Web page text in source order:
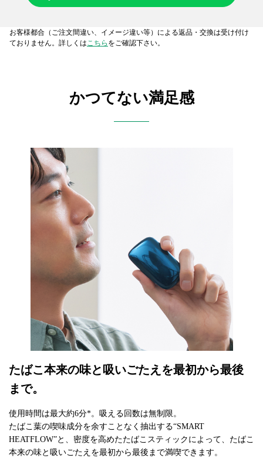
お客様都合（ご注文間違い、イメージ違い等）による返品・交換は受け付け
ておりません。詳しくはこちら をご確認下さい。
かつてない満足感
たばこ本来の味と吸いごたえを最初から最後
まで。
使用時間は最大約6分*。吸える回数は無制限。
たばこ葉の喫味成分を余すことなく抽出する“SMART
HEATFLOW”と、密度を高めたたばこスティックによって、たばこ
本来の味と吸いごたえを最初から最後まで満喫できます。